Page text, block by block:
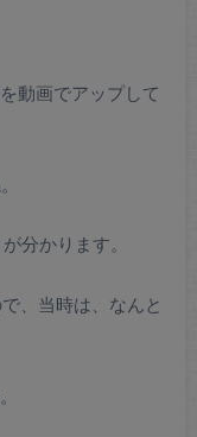
動画でアップして
分かります。
、当時は、なんと